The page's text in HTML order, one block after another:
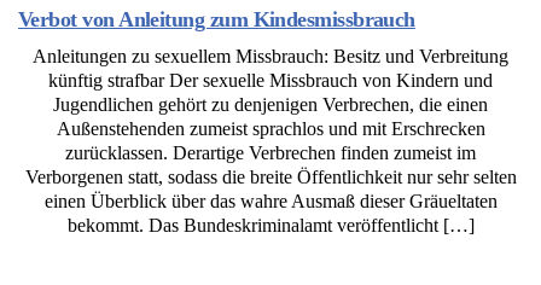
Verbot von Anleitung zum Kindesmissbrauch
Anleitungen zu sexuellem Missbrauch: Besitz und Verbreitung
künftig strafbar Der sexuelle Missbrauch von Kindern und
Jugendlichen gehört zu denjenigen Verbrechen, die einen
Außenstehenden zumeist sprachlos und mit Erschrecken
zurücklassen. Derartige Verbrechen finden zumeist im
Verborgenen statt, sodass die breite Öffentlichkeit nur sehr selten
einen Überblick über das wahre Ausmaß dieser Gräueltaten
bekommt. Das Bundeskriminalamt veröffentlicht […]